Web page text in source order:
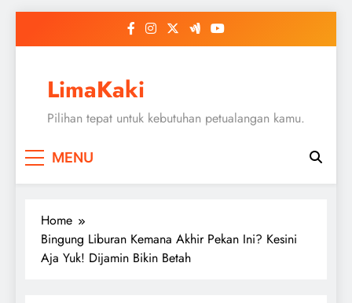
LimaKaki
Pilihan tepat untuk kebutuhan petualangan kamu.
MENU
Home
Bingung Liburan Kemana Akhir Pekan Ini? Kesini
Aja Yuk! Dijamin Bikin Betah